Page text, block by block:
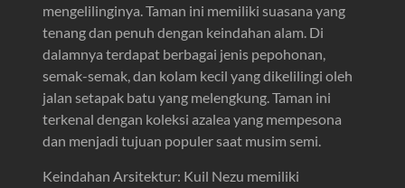
mengelilinginya. Taman ini memiliki suasana yang
tenang dan penuh dengan keindahan alam. Di
dalamnya terdapat berbagai jenis pepohonan,
semak-semak, dan kolam kecil yang dikelilingi oleh
jalan setapak batu yang melengkung. Taman ini
terkenal dengan koleksi azalea yang mempesona
dan menjadi tujuan populer saat musim semi.
Keindahan Arsitektur: Kuil Nezu memiliki